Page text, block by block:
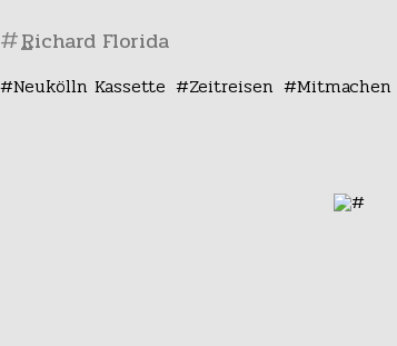
#
Neukölln Kassette Zeitreisen Mitmachen